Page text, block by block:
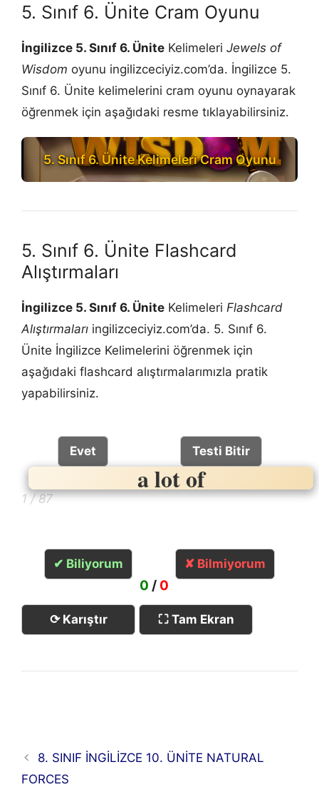
5. Sınıf 6. Ünite Cram Oyunu
İngilizce 5. Sınıf 6. Ünite Kelimeleri Jewels of
Wisdom oyunu ingilizceciyiz.com’da. İngilizce 5.
Sınıf 6. Ünite kelimelerini cram oyunu oynayarak
öğrenmek için aşağıdaki resme tıklayabilirsiniz.
5. Sınıf 6. Ünite Kelimeleri Cram Oyunu
5. Sınıf 6. Ünite Flashcard
Alıştırmaları
İngilizce 5. Sınıf 6. Ünite Kelimeleri Flashcard
Alıştırmaları ingilizceciyiz.com’da. 5. Sınıf 6.
Ünite İngilizce Kelimelerini öğrenmek için
aşağıdaki flashcard alıştırmalarımızla pratik
yapabilirsiniz.
Evet Testi Bitir
a lot of
çok
1 / 87
✔ Biliyorum
0 / 0
✘ Bilmiyorum
⟳ Karıştır ⛶ Tam Ekran
8. SINIF İNGİLİZCE 10. ÜNİTE NATURAL
FORCES